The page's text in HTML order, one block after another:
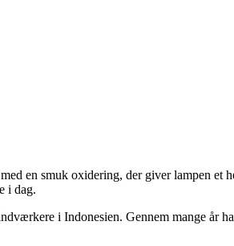
en smuk oxidering, der giver lampen
i dag.
i Indonesien. Gennem mange år